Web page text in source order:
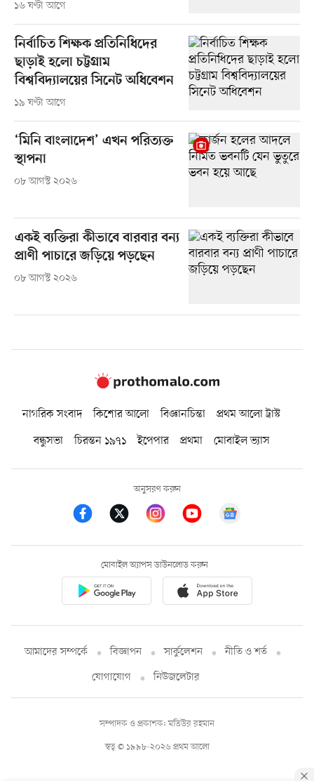
১৬ ঘণ্টা আগে
নির্বাচিত শিক্ষক প্রতিনিধিদের
ছাড়াই হলো চট্টগ্রাম
বিশ্ববিদ্যালয়ের সিনেট অধিবেশন
১৯ ঘণ্টা আগে
‘মিনি বাংলাদেশ’ এখন পরিত্যক্ত
স্থাপনা
০৮ আগস্ট ২০২৬
একই ব্যক্তিরা কীভাবে বারবার বন্য
প্রাণী পাচারে জড়িয়ে পড়ছেন
০৮ আগস্ট ২০২৬
নাগরিক সংবাদ কিশোর আলো বিজ্ঞানচিন্তা
প্রথম আলো ট্রাস্ট
বন্ধুসভা
চিরন্তন ১৯৭১ ইপেপার প্রথমা মোবাইল ভ্যাস
অনুসরণ করুন
মোবাইল অ্যাপস ডাউনলোড করুন
আমাদের সম্পর্কে বিজ্ঞাপন সার্কুলেশন
নীতি ও শর্ত
যোগাযোগ
নিউজলেটার
স্বত্ব © ১৯৯৮-২০২৬ প্রথম আলো
সম্পাদক ও প্রকাশক: মতিউর রহমান